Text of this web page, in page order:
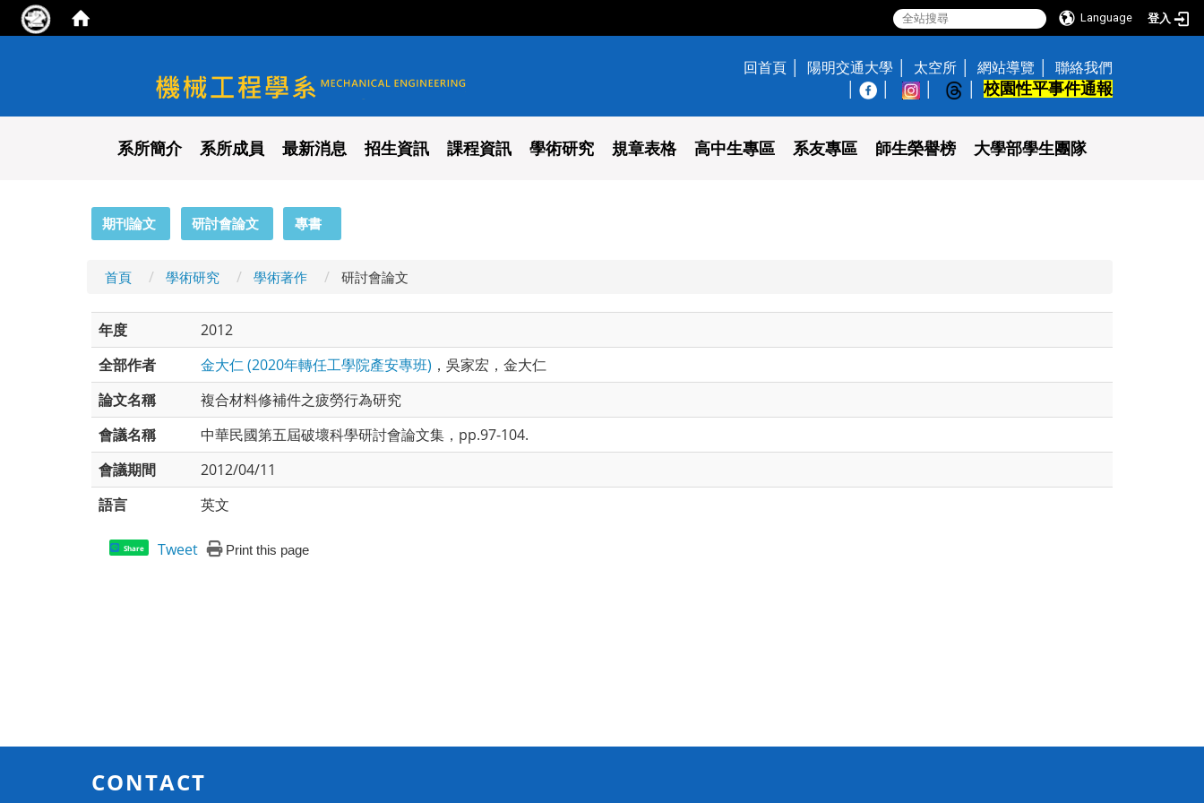
Language 登入
國立陽明交通大學 機械工程學系
回首頁 陽明交通大學 太空所 網站導覽
聯絡我們
校園性平事件通報
系所簡介 系所成員 最新消息 招生資訊 課程資訊 學術研究 規章表格 高中生專區 系友專區 師生榮譽榜 大學部學生團隊
期刊論文 研討會論文 專書
首頁 學術研究 學術著作 研討會論文
年度
2012
全部作者
金大仁 (2020年轉任工學院產安專班) ，吳家宏，金大仁
論文名稱
複合材料修補件之疲勞行為研究
會議名稱
中華民國第五屆破壞科學研討會論文集，pp.97-104.
會議期間
2012/04/11
語言
英文
Share Tweet Print this page
CONTACT